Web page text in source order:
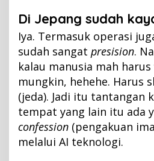
Di Jepang sudah
Iya. Termasuk operasi
sudah sangat presision.
kalau manusia mah
mungkin, hehehe. Harus
(jeda). Jadi itu tantangan
tempat yang lain itu ada
confession (pengakuan
melalui AI teknologi.